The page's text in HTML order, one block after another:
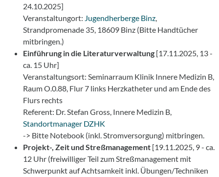
24.10.2025]
Veranstaltungort: Jugendherberge Binz,
Strandpromenade 35, 18609 Binz (Bitte Handtücher
mitbringen.)
Einführung in die Literaturverwaltung [17.11.2025, 13 -
ca. 15 Uhr]
Veranstaltungsort: Seminarraum Klinik Innere Medizin B,
Raum O.0.88, Flur 7 links Herzkatheter und am Ende des
Flurs rechts
Referent: Dr. Stefan Gross, Innere Medizin B,
Standortmanager DZHK
-> Bitte Notebook (inkl. Stromversorgung) mitbringen.
Projekt-, Zeit und Streßmanagement [19.11.2025, 9 - ca.
12 Uhr (freiwilliger Teil zum Streßmanagement mit
Schwerpunkt auf Achtsamkeit inkl. Übungen/Techniken